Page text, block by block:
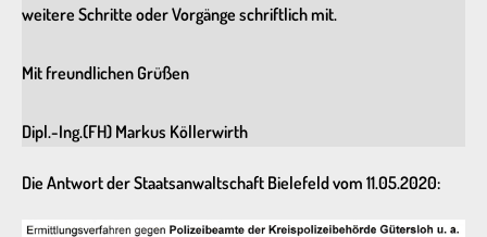
weitere Schritte oder Vorgänge schriftlich mit.
Mit freundlichen Grüßen
Dipl.-Ing.(FH) Markus Köllerwirth
Die Antwort der Staatsanwaltschaft Bielefeld vom 11.05.2020: